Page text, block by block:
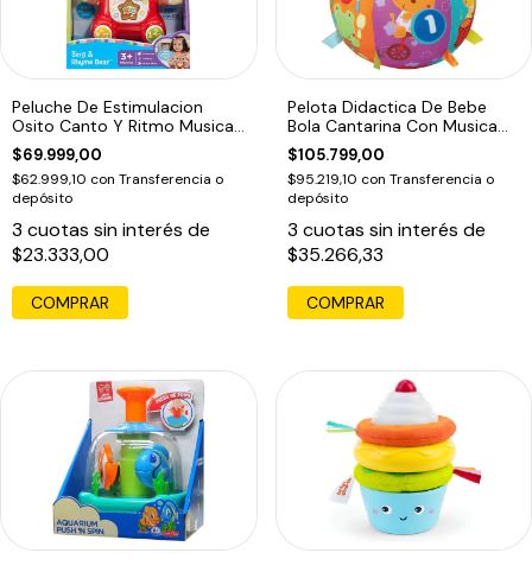
Peluche De Estimulacion
Osito Canto Y Ritmo Musical
Osito Canto
$69.999,00
$62.999,10 con Transferencia o
depósito
3 cuotas sin interés de
$23.333,00
Pelota Didactica De Bebe
Bola Cantarina Con Musica
Tamaño Unico
$105.799,00
$95.219,10 con Transferencia o
depósito
3 cuotas sin interés de
$35.266,33